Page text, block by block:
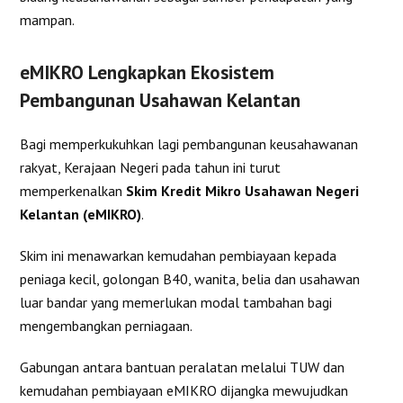
mampan.
eMIKRO Lengkapkan Ekosistem
Pembangunan Usahawan Kelantan
Bagi memperkukuhkan lagi pembangunan keusahawanan
rakyat, Kerajaan Negeri pada tahun ini turut
memperkenalkan Skim Kredit Mikro Usahawan Negeri
Kelantan (eMIKRO).
Skim ini menawarkan kemudahan pembiayaan kepada
peniaga kecil, golongan B40, wanita, belia dan usahawan
luar bandar yang memerlukan modal tambahan bagi
mengembangkan perniagaan.
Gabungan antara bantuan peralatan melalui TUW dan
kemudahan pembiayaan eMIKRO dijangka mewujudkan